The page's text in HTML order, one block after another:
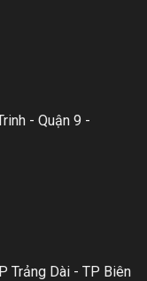
- Quận 9 -
Dài - TP Biên